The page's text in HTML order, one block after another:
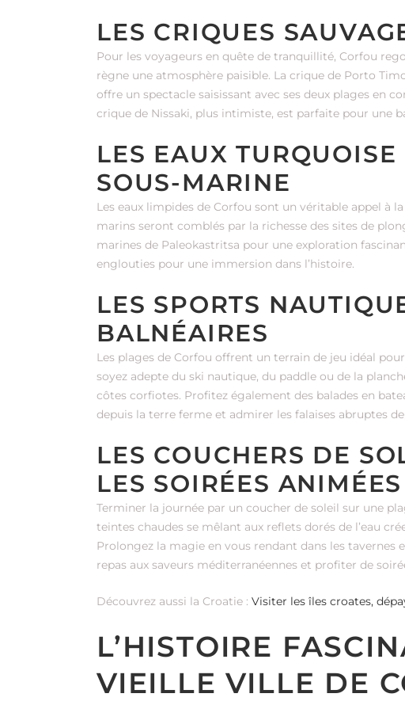
LES CRIQUES
Pour les voyageurs en quête de tranquillité, Corfou
règne une atmosphère paisible. La crique de Porto
offre un spectacle saisissant avec ses deux plages en
crique de Nissaki, plus intimiste, est parfaite pour une
LES EAUX
SOUS-MARINE
Les eaux limpides de Corfou sont un véritable appel à
marins seront comblés par la richesse des sites de
marines de Paleokastritsa pour une exploration
englouties pour une immersion dans l’histoire.
LES SPORTS
BALNÉAIRES
Les plages de Corfou offrent un terrain de jeu idéal
soyez adepte du ski nautique, du paddle ou de la
côtes corfiotes. Profitez également des balades en
depuis la terre ferme et admirer les falaises abruptes
LES COUCHERS DE
LES SOIRÉES ANIMÉES
Terminer la journée par un coucher de soleil sur une
teintes chaudes se mêlant aux reflets dorés de l’eau
Prolongez la magie en vous rendant dans les tavernes
repas aux saveurs méditerranéennes et profiter de
Découvrez aussi la Croatie : Visiter les îles croates,
L’HISTOIRE
VIEILLE VILLE DE